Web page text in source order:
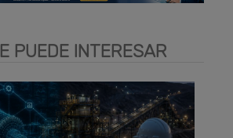
PUEDE INTERESAR